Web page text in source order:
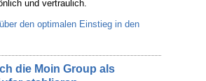
und vertraulich.
den optimalen Einstieg in den
die Moin Group als